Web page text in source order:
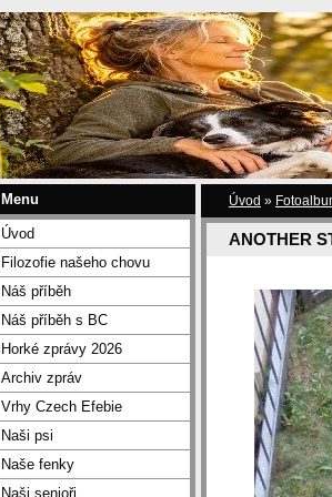
Úvod »
ANOTHER
Menu
Úvod
Filozofie našeho chovu
Náš příběh
Náš příběh s BC
Horké zprávy 2026
Archiv zpráv
Vrhy Czech Efebie
Naši psi
Naše fenky
Naši senioři